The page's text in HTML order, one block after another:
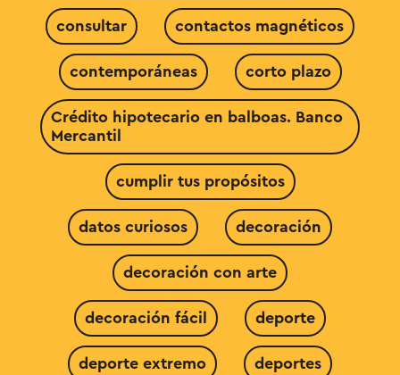
consultar contactos magnéticos
contemporáneas corto plazo
Crédito hipotecario en balboas. Banco
Mercantil
cumplir tus propósitos
datos curiosos decoración
decoración con arte
decoración fácil deporte
deporte extremo deportes